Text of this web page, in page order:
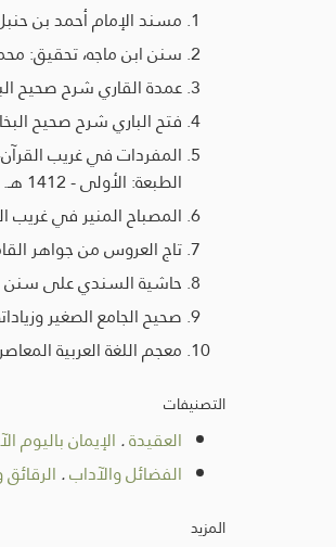
مسند الإمام أحمد بن حنبل،
سنن ابن ماجه، تحقيق:
عمدة القاري شرح صحيح
فتح الباري شرح صحيح
المفردات في غريب
الطبعة: الأولى - 1412 هـ.
المصباح المنير في غريب
تاج العروس من جواهر
حاشية السندي على سنن
صحيح الجامع الصغير
معجم اللغة العربية
التصنيفات
العقيدة. الإيمان باليوم
الفضائل والآداب.
المزيد